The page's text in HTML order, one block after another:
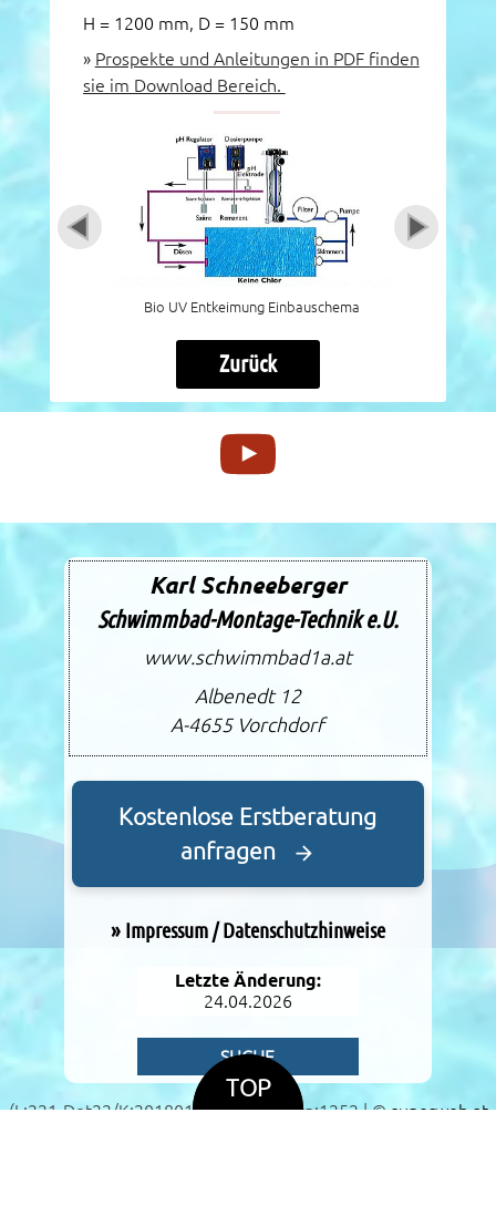
H = 1200 mm, D = 150 mm
» Prospekte und Anleitungen in PDF finden
sie im Download Bereich.
Bio UV Entkeimung Einbauschema
Zurück
Karl Schneeberger
Schwimmbad-Montage-Technik e.U.
www.schwimmbad1a.at
Albenedt 12
A-4655 Vorchdorf
Kostenlose Erstberatung
anfragen
» Impressum / Datenschutzhinweise
Letzte Änderung:
24.04.2026
SUCHE
TOP
(L:221-Det22/K:2018017) / lc:1031 / cp:1252 | ©superweb.at